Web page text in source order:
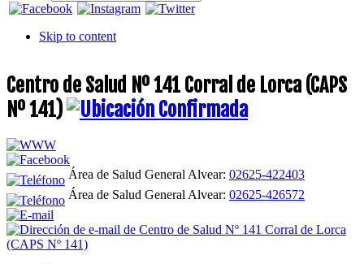
Skip to content
Centro de Salud Nº 141 Corral de Lorca (CAPS
Nº 141)
Área de Salud General Alvear: 02625-422403
Área de Salud General Alvear: 02625-426572